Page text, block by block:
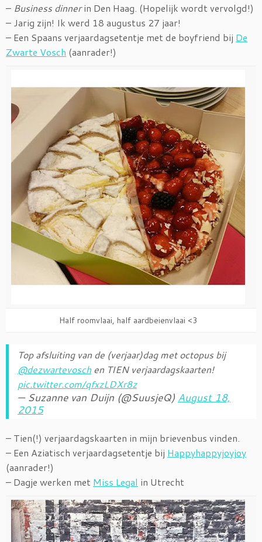
– Business dinnerin Den Haag. (Hopelijk wordt vervolgd!)
– Jarig zijn! Ik werd 18 augustus 27 jaar!
– Een Spaans verjaardagsetentje met de boyfriend bij De
Zwarte Vosch (aanrader!)
Half roomvlaai, half aardbeienvlaai <3
Top afsluiting van de (verjaar)dag met octopus bij
@dezwartevoschen TIEN verjaardagskaarten!
pic.twitter.com/qfxzLDXr8z
— Suzanne van Duijn (@SuusjeQ) August 18,
2015
– Tien(!) verjaardagskaarten in mijn brievenbus vinden.
– Een Aziatisch verjaardagsetentje bij Happyhappyjoyjoy
(aanrader!)
– Dagje werken met Miss Legal in Utrecht